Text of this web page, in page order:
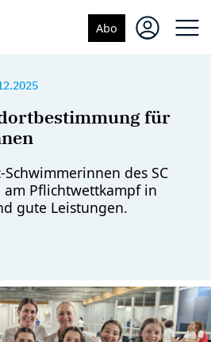
Abo
für
des SC
am Pflichtwettkampf in
gute Leistungen.